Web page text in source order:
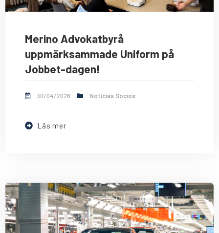
Merino Advokatbyrå
uppmärksammade Uniform på
Jobbet-dagen!
30/04/2026 Noticias Socios
Läs mer